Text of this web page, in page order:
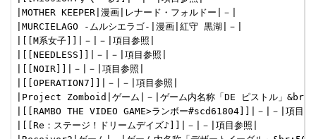
|MOTHER KEEPER|漫画|レナード・フォルドー|－|
|MURCIELAGO -ムルシエラゴ-|漫画|紅守 黒湖|－|
|[[M系女子]]|－|－|項目参照|
|[[NEEDLESS]]|－|－|項目参照|
|[[NOIR]]|－|－|項目参照|
|[[OPERATION7]]|－|－|項目参照|
|Project Zomboid|ゲーム|－|ゲーム内名称「DE ピストル」
|[[RAMBO THE VIDEO GAME>ランボー#scd61804]]|－|－|項目
|[[Re：ステージ！ドリームデイズ♪]]|－|－|項目参照|